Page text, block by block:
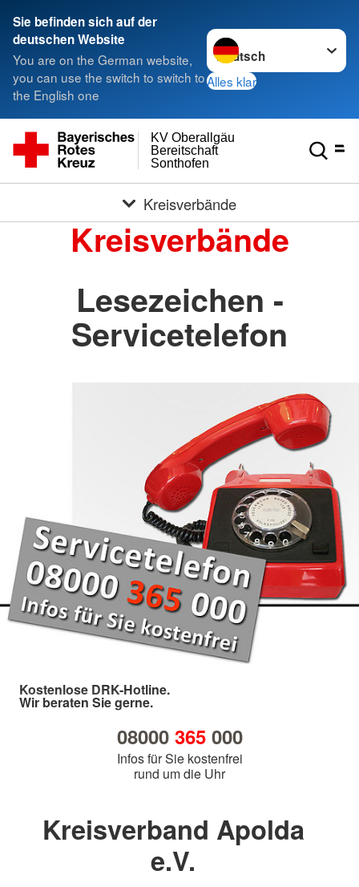
Sie befinden sich auf der
deutschen Website
You are on the German website,
you can use the switch to switch to
the English one
Sprache wechseln zu
Alles klar
Sonthofen
Bereitschaft
KV Oberallgäu
Kreisverbände
Kreisverbände
Lesezeichen -
Servicetelefon
Kostenlose DRK-Hotline.
Wir beraten Sie gerne.
08000 365000
Infos für Sie kostenfrei
rund um die Uhr
Kreisverband Apolda
e.V.